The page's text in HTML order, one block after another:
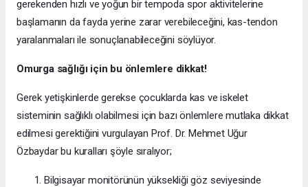
gerekenden hızlı ve yoğun bir tempoda spor aktivitelerine
başlamanın da fayda yerine zarar verebileceğini, kas-tendon
yaralanmaları ile sonuçlanabileceğini söylüyor.
Omurga sağlığı için bu önlemlere dikkat!
Gerek yetişkinlerde gerekse çocuklarda kas ve iskelet
sisteminin sağlıklı olabilmesi için bazı önlemlere mutlaka dikkat
edilmesi gerektiğini vurgulayan Prof. Dr. Mehmet Uğur
Özbaydar bu kuralları şöyle sıralıyor;
Bilgisayar monitörünün yüksekliği göz seviyesinde